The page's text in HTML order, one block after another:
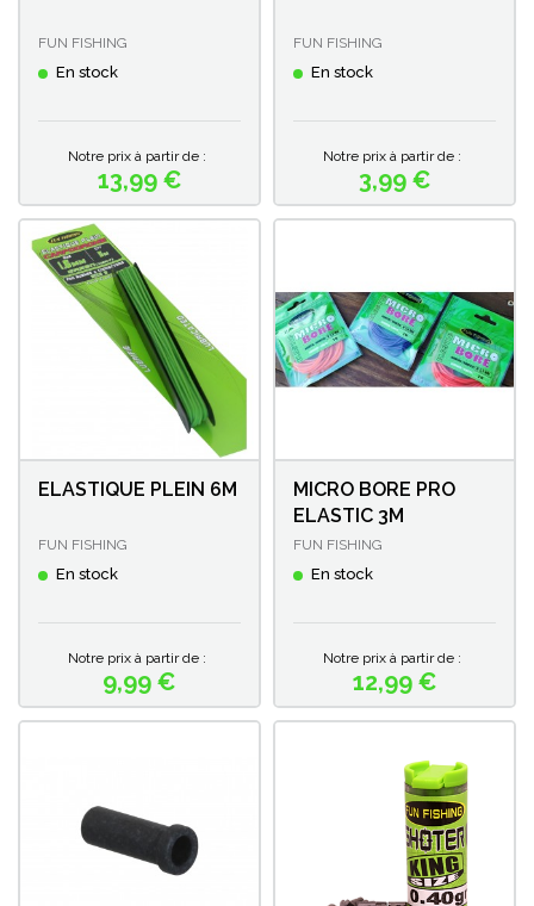
FUN FISHING
En stock
Prix
Notre prix à partir de :
13,99 €
FUN FISHING
En stock
Prix
Notre prix à partir de :
3,99 €
ELASTIQUE PLEIN 6M
FUN FISHING
En stock
Prix
Notre prix à partir de :
9,99 €
MICRO BORE PRO
ELASTIC 3M
FUN FISHING
En stock
Prix
Notre prix à partir de :
12,99 €